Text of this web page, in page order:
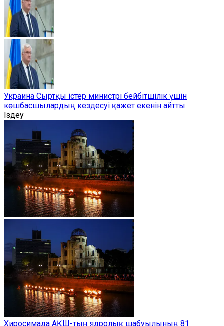
Украина Сыртқы істер министрі бейбітшілік үшін
көшбасшылардың кездесуі қажет екенін айтты
Іздеу
Хиросимада АҚШ-тың ядролық шабуылының 81